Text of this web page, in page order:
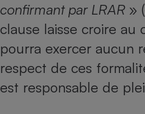
confirmant par LRAR »
clause laisse croire au
pourra exercer aucun
respect de ces
est responsable de